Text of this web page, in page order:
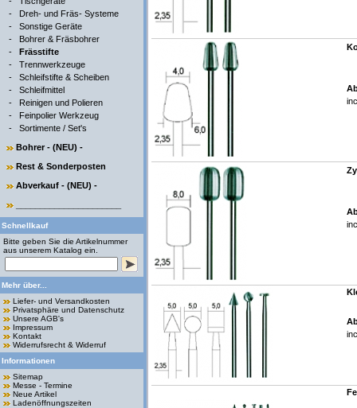
- Dreh- und Fräs- Systeme
- Sonstige Geräte
- Bohrer & Fräsbohrer
- Frässtifte
- Trennwerkzeuge
- Schleifstifte & Scheiben
- Schleifmittel
- Reinigen und Polieren
- Feinpolier Werkzeug
- Sortimente / Set's
Bohrer - (NEU) -
Rest & Sonderposten
Abverkauf - (NEU) -
Schnellkauf
Bitte geben Sie die Artikelnummer
aus unserem Katalog ein.
Mehr über...
Liefer- und Versandkosten
Privatsphäre und Datenschutz
Unsere AGB's
Impressum
Kontakt
Widerrufsrecht & Widerruf
Informationen
Sitemap
Messe - Termine
Neue Artikel
Ladenöffnungszeiten